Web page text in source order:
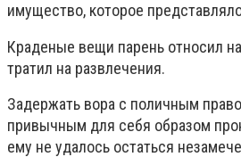
имущество, которое
Краденые вещи парень относил
тратил на развлечения.
Задержать вора с поличным
привычным для себя образом
ему не удалось остаться